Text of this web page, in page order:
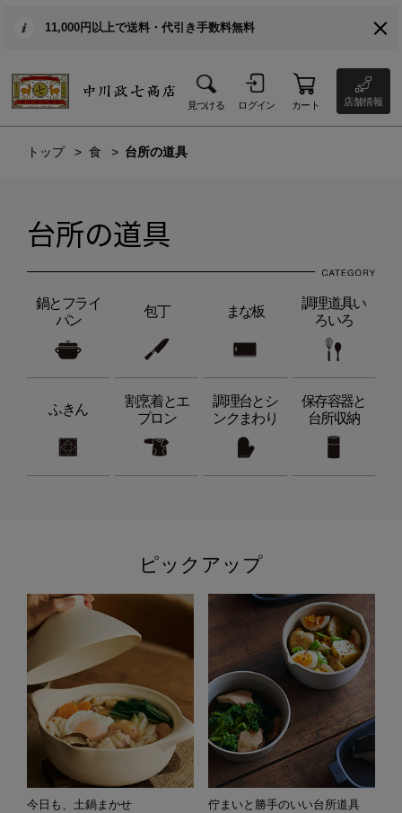
11,000円以上で送料・代引き手数料無料
見つける ログイン カート 店舗情報
トップ 食 台所の道具
台所の道具
鍋とフライ
パン
包丁 まな板
調理道具い
ろいろ
ふきん
割烹着とエ
プロン
調理台とシ
ンクまわり
保存容器と
台所収納
ピックアップ
今日も、土鍋まかせ 佇まいと勝手のいい台所道具